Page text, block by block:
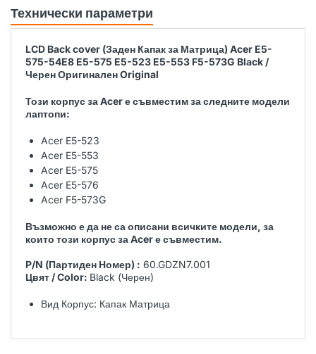
Технически параметри
LCD Back cover (Заден Капак за Матрица) Acer E5-
575-54E8 E5-575 E5-523 E5-553 F5-573G Black /
Черен Оригинален Original
Този корпус за Acer е съвместим за следните модели
лаптопи:
Acer E5-523
Acer E5-553
Acer E5-575
Acer E5-576
Acer F5-573G
Възможно е да не са описани всичките модели, за
които този корпус за Acer е съвместим.
P/N (Партиден Номер) : 60.GDZN7.001
Цвят / Color: Black (Черен)
Вид Корпус: Капак Матрица